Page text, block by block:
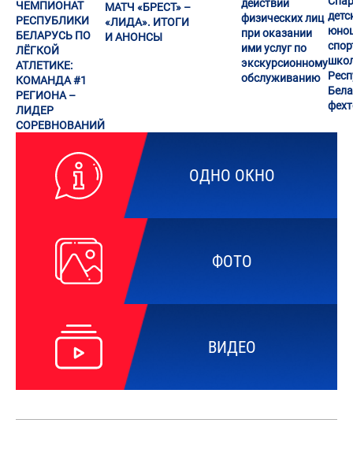
ОДНО ОКНО
ФОТО
ВИДЕО
ЧЕМПИОНАТ
РЕСПУБЛИКИ
БЕЛАРУСЬ ПО
ЛЁГКОЙ
АТЛЕТИКЕ:
КОМАНДА #1
РЕГИОНА –
ЛИДЕР
СОРЕВНОВАНИЙ
МАТЧ «БРЕСТ» –
«ЛИДА». ИТОГИ
И АНОНСЫ
действий
физических лиц
при оказании
ими услуг по
экскурсионному
обслуживанию